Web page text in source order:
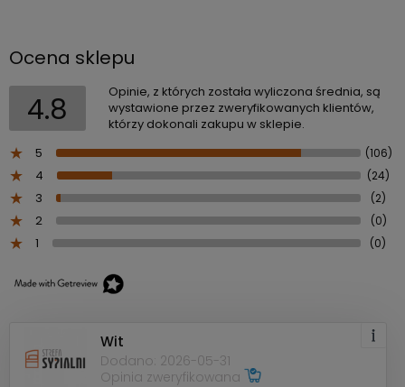
Ocena sklepu
4.8
Opinie, z których została wyliczona średnia, są
wystawione przez zweryfikowanych klientów,
którzy dokonali zakupu w sklepie.
5
(106)
4 (24)
3 (2)
2 (0)
1 (0)
Wit
Dodano: 2026-05-31
Opinia zweryfikowana